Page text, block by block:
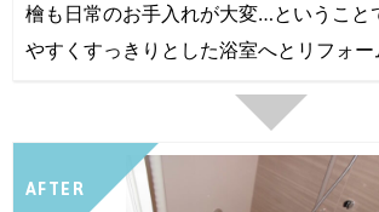
檜も日常のお手入れが大変…ということ
やすくすっきりとした浴室へとリフォー
AFTER